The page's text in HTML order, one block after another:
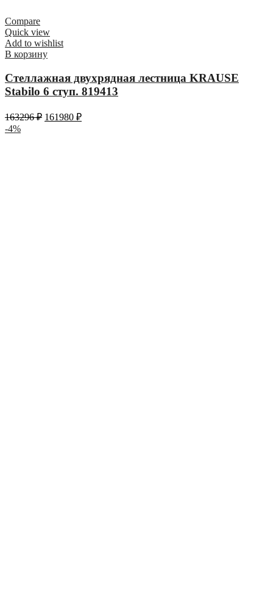
Compare
Quick view
Add to wishlist
В корзину
Стеллажная двухрядная лестница KRAUSE
Stabilo 6 ступ. 819413
163296₽ 161980 ₽
-4%